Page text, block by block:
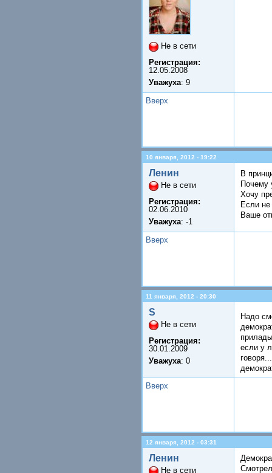
Не в сети
Регистрация:
12.05.2008
Уважуха: 9
Вверх
10 января, 2012 - 19:22
Ленин
Не в сети
Регистрация:
02.06.2010
Уважуха: -1
В
Почему
Хочу
Если не
Ваше
Вверх
11 января, 2012 - 20:30
S
Не в сети
Регистрация:
30.01.2009
Уважуха: 0
Надо
если у
Вверх
12 января, 2012 - 03:31
Ленин
Не в сети